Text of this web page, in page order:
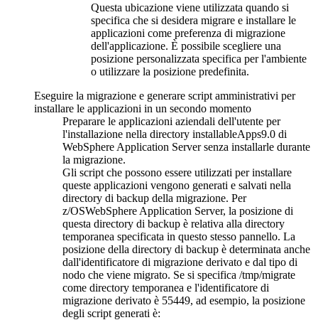
Questa ubicazione viene utilizzata quando si
specifica che si desidera migrare e installare le
applicazioni come preferenza di migrazione
dell'applicazione. È possibile scegliere una
posizione personalizzata specifica per l'ambiente
o utilizzare la posizione predefinita.
Eseguire la migrazione e generare script amministrativi per
installare le applicazioni in un secondo momento
Preparare le applicazioni aziendali dell'utente per
l'installazione nella directory installableApps9.0 di
WebSphere Application Serversenza installarle durante
la migrazione.
Gli script che possono essere utilizzati per installare
queste applicazioni vengono generati e salvati nella
directory di backup della migrazione. Per
z/OSWebSphere Application Server, la posizione di
questa directory di backup è relativa alla directory
temporanea specificata in questo stesso pannello. La
posizione della directory di backup è determinata anche
dall'identificatore di migrazione derivato e dal tipo di
nodo che viene migrato. Se si specifica /tmp/migrate
come directory temporanea e l'identificatore di
migrazione derivato è 55449, ad esempio, la posizione
degli script generati è: